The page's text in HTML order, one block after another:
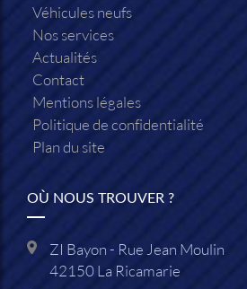
Véhicules neufs
Nos services
Actualités
Contact
Mentions légales
Politique de confidentialité
Plan du site
OÙ NOUS TROUVER ?
ZI Bayon - Rue Jean Moulin
42150La Ricamarie